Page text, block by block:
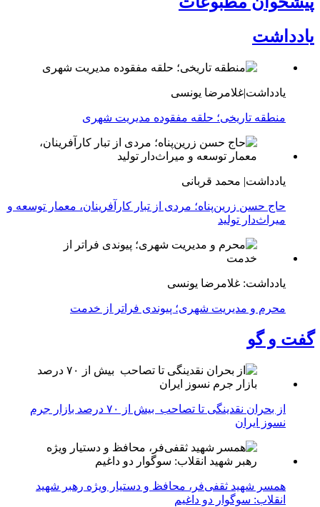
یادداشت
یادداشت|غلامرضا یونسی
منطقه تاریخی؛ حلقه مفقوده مدیریت شهری
یادداشت| محمد قربانی
حاج حسن زرین‌پناه؛ مردی از تبار کارآفرینان، معمار توسعه و
میراث‌دار تولید
یادداشت: غلامرضا یونسی
محرم و مدیریت شهری؛ پیوندی فراتر از خدمت
گفت و گو
از بحران نقدینگی تا تصاحب بیش از ۷۰ درصد بازار جرم
نسوز ایران
همسر شهید ثقفی‌فر، محافظ و دستیار ویژه رهبر شهید
انقلاب: سوگوار دو داغیم